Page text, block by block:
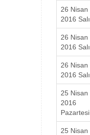
26 Nisan
2016 Salı
26 Nisan
2016 Salı
26 Nisan
2016 Salı
25 Nisan
2016
Pazartesi
25 Nisan